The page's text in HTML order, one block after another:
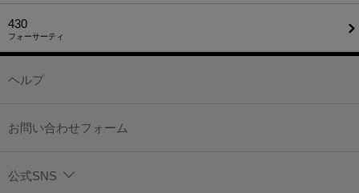
430
フォーサーティ
ヘルプ
お問い合わせフォーム
公式SNS